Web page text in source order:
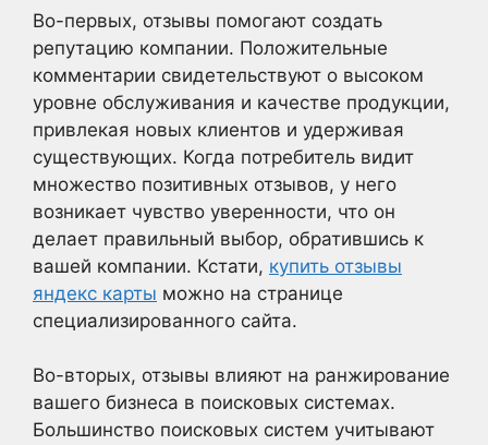
Во-первых, отзывы помогают создать
репутацию компании. Положительные
комментарии свидетельствуют о высоком
уровне обслуживания и качестве продукции,
привлекая новых клиентов и удерживая
существующих. Когда потребитель видит
множество позитивных отзывов, у него
возникает чувство уверенности, что он
делает правильный выбор, обратившись к
вашей компании. Кстати, купить отзывы
яндекс карты можно на странице
специализированного сайта.
Во-вторых, отзывы влияют на ранжирование
вашего бизнеса в поисковых системах.
Большинство поисковых систем учитывают